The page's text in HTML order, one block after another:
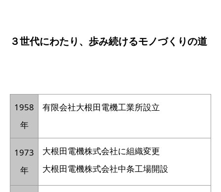
３世代にわたり、歩み続けるモノづくりの道
1958
年
有限会社大根田電機工業所設立
1973
年
大根田電機株式会社に組織変更
大根田電機株式会社中条工場開設